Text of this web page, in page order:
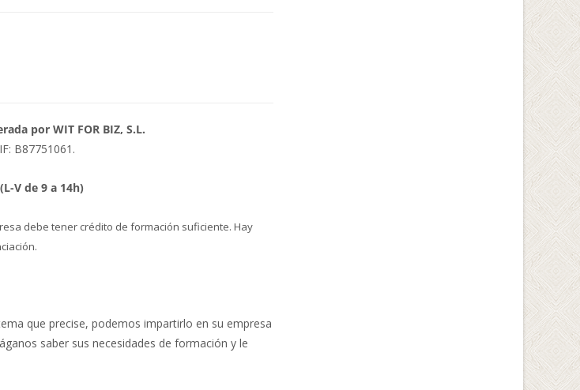
por WIT FOR BIZ, S.L.
B87751061.
V de 9 a 14h)
debe tener crédito de formación suficiente. Hay
que precise, podemos impartirlo en su empresa
saber sus necesidades de formación y le